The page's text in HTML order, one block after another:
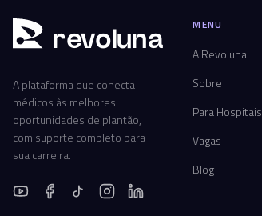
revoluna
A plataforma que conecta
médicos às melhores
oportunidades de plantão,
com suporte completo para
sua carreira.
MENU
A Revoluna
Sobre
Para Hospitais
Vagas
Blog